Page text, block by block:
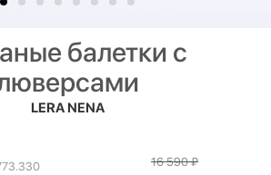
балетки с
LERA NENA
16 590₽